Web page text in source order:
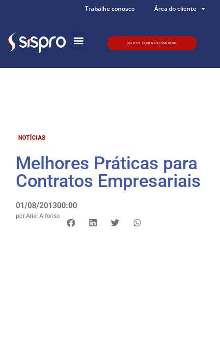
Trabalhe conosco Área do cliente
SOLICITE CONTATO COMERCIAL
NOTÍCIAS
Melhores Práticas para
Contratos Empresariais
01/08/201300:00
por Ariel Alfonso